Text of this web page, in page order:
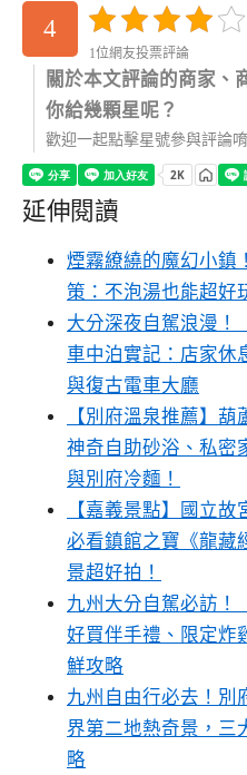
4
1位網友投票評論
關於本文評論的商家、
你給幾顆星呢？
歡迎一起點擊星號參與評論唷
延伸閱讀
煙霧繚繞的魔幻小鎮
策：不泡湯也能超好
大分深夜自駕浪漫！
車中泊實記：店家休
與復古電車大廳
【別府溫泉推薦】
神奇自助砂浴、私密
與別府冷麵！
【嘉義景點】國立故
必看鎮館之寶《龍藏
景超好拍！
九州大分自駕必訪！
好買伴手禮、限定炸
鮮攻略
九州自由行必去！別
界第二地熱奇景，三
略